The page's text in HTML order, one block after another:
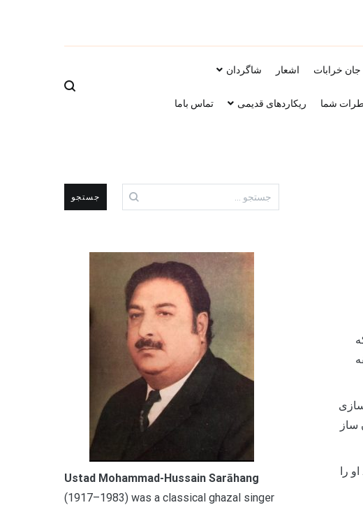
سرتاج موسیقیجان خرابات اشعار شاگردان
شما ریکاردهای قدیمی تماس باما
از رادیوی کابل برخاست و تا ساعت ۷و۴۰ که
و این‌بار ۱۵ دقیقه
ساز
او را
برای:
Ustad Mohammad-Hussain Sarāhang
(1917–1983) was a classical ghazal singer